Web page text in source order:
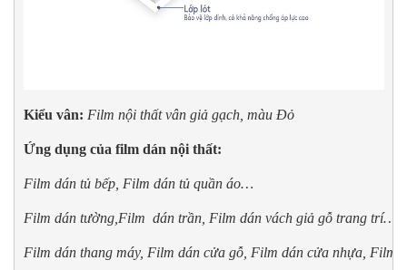
Kiểu vân: Film nội thất vân giả gạch, màu Đỏ
Ứng dụng của film dán nội thất:
Film dán tủ bếp, Film dán tủ quần áo…
Film dán tường,Film  dán trần, Film dán vách giả gỗ trang trí…
Film dán thang máy, Film dán cửa gỗ, Film dán cửa nhựa, Film